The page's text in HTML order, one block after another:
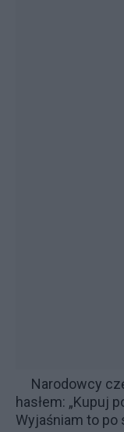
Narodowcy
hasłem: „Kupuj
Wyjaśniam to po